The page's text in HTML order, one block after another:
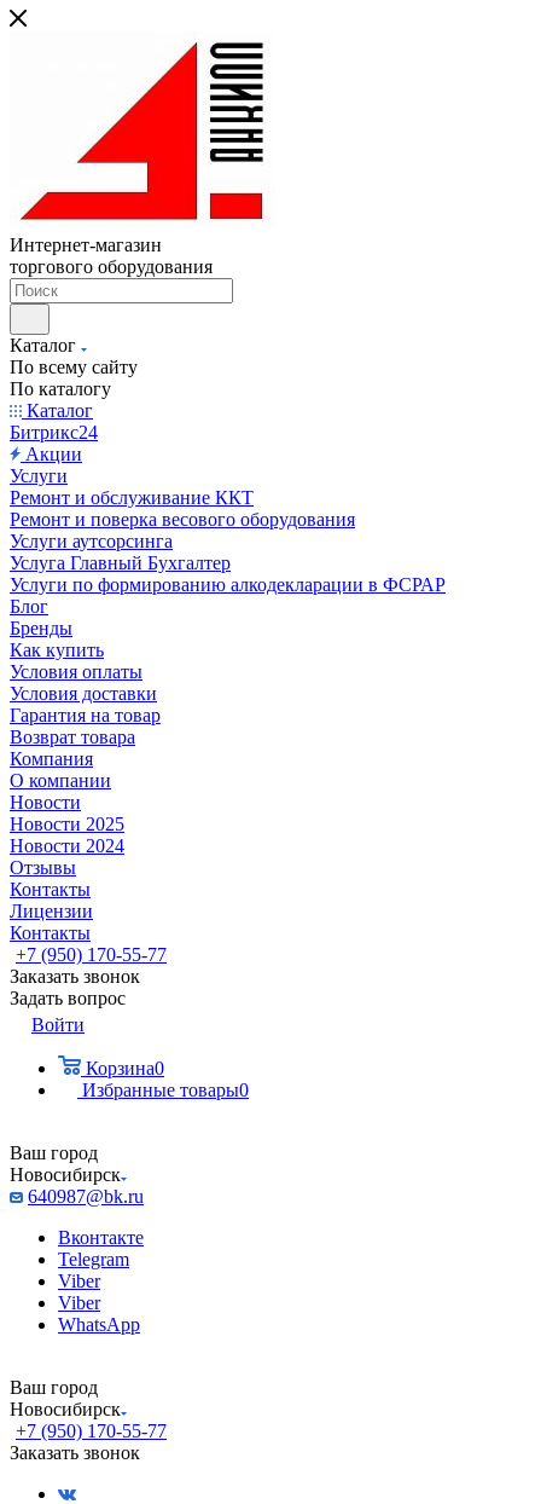
Интернет-магазин
торгового оборудования
Каталог
По всему сайту
По каталогу
Каталог
Битрикс24
Акции
Услуги
Ремонт и обслуживание ККТ
Ремонт и поверка весового оборудования
Услуги аутсорсинга
Услуга Главный Бухгалтер
Услуги по формированию алкодекларации в ФСРАР
Блог
Бренды
Как купить
Условия оплаты
Условия доставки
Гарантия на товар
Возврат товара
Компания
О компании
Новости
Новости 2025
Новости 2024
Отзывы
Контакты
Лицензии
Контакты
+7 (950) 170-55-77
Заказать звонок
Задать вопрос
Войти
Корзина0
Избранные товары0
Ваш город
Новосибирск
640987@bk.ru
Вконтакте
Telegram
Viber
Viber
WhatsApp
Ваш город
Новосибирск
+7 (950) 170-55-77
Заказать звонок